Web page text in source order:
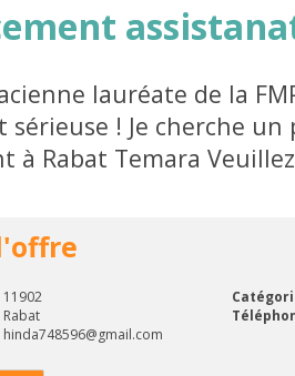
lauréate de la
! Je cherche un
à Rabat Temara
11902
Rabat
hinda748596@gmail.com